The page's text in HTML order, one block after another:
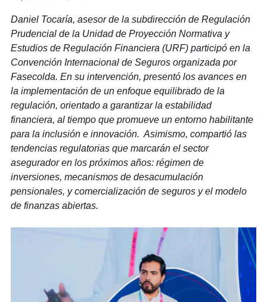
Daniel Tocaría, asesor de la subdirección de Regulación
Prudencial de la Unidad de Proyección Normativa y
Estudios de Regulación Financiera (URF) participó en la
Convención Internacional de Seguros organizada por
Fasecolda. En su intervención, presentó los avances en
la implementación de un enfoque equilibrado de la
regulación, orientado a garantizar la estabilidad
financiera, al tiempo que promueve un entorno habilitante
para la inclusión e innovación. Asimismo, compartió las
tendencias regulatorias que marcarán el sector
asegurador en los próximos años: régimen de
inversiones, mecanismos de desacumulación
pensionales, y comercialización de seguros y el modelo
de finanzas abiertas.